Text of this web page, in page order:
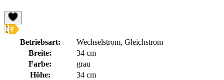
Betriebsart:
Wechselstrom, Gleichstrom
Breite:
34 cm
Farbe:
grau
Höhe:
34 cm